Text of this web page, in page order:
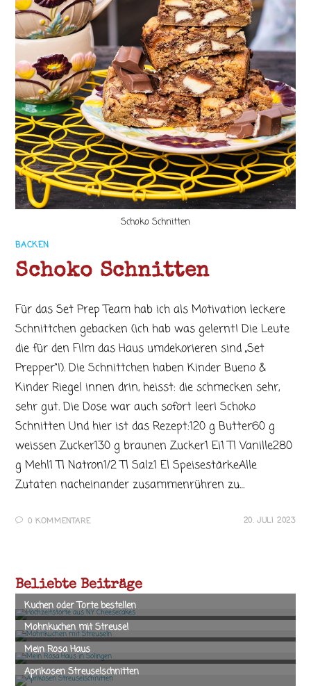
Schoko Schnitten
BACKEN
Schoko Schnitten
Für das Set Prep Team hab ich als Motivation leckere
Schnittchen gebacken (ich hab was gelernt! Die Leute
die für den Film das Haus umdekorieren sind „Set
Prepper“!). Die Schnittchen haben Kinder Bueno &
Kinder Riegel innen drin, heisst: die schmecken sehr,
sehr gut. Die Dose war auch sofort leer! Schoko
Schnitten Und hier ist das Rezept:120 g Butter60 g
weissen Zucker130 g braunen Zucker1 Ei1 Tl Vanille280
g Mehl1 Tl Natron1/2 Tl Salz1 El SpeisestärkeAlle
Zutaten nacheinander zusammenrühren zu…
0 KOMMENTARE 20. JULI 2023
Beliebte Beiträge